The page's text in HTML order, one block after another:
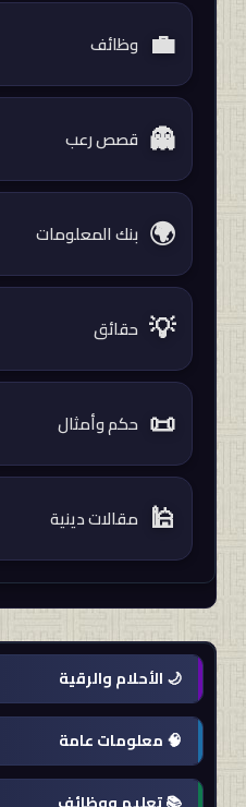
💼 وظائف
👻 قصص رعب
🌍 بنك المعلومات
💡 حقائق
📜 حكم وأمثال
🕌 مقالات دينية
🌙 الأحلام والرقية
تفسير الاحلام
🧠 معلومات عامة
بنك المعلومات